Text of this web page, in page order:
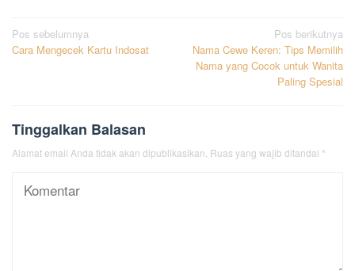
Navigasi
pos
Pos sebelumnya
Cara Mengecek Kartu Indosat
Pos berikutnya
Nama Cewe Keren: Tips Memilih
Nama yang Cocok untuk Wanita
Paling Spesial
Tinggalkan Balasan
Alamat email Anda tidak akan dipublikasikan. Ruas yang wajib ditandai *